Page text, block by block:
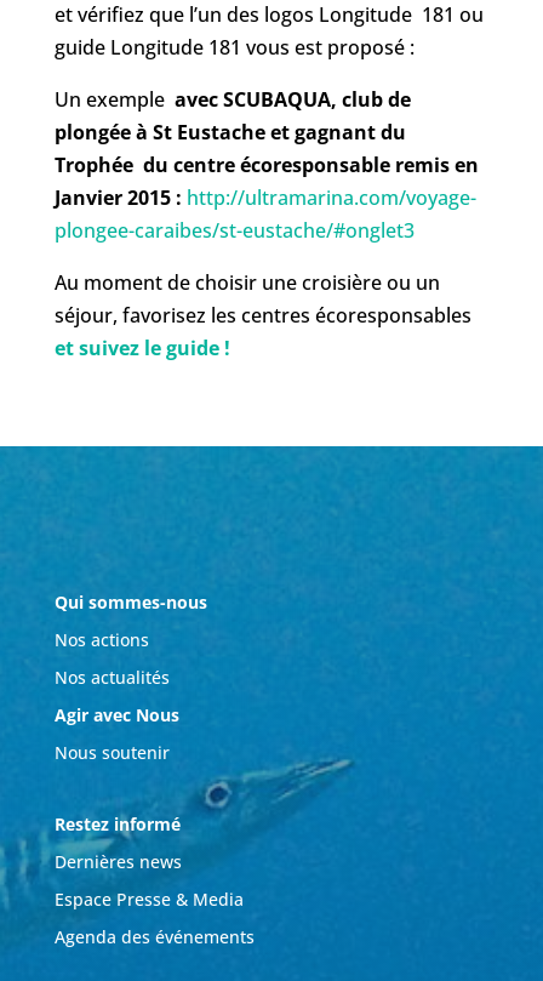
et vérifiez que l’un des logos Longitude 181 ou
guide Longitude 181 vous est proposé :
Un exemple avec SCUBAQUA, club de
plongée à St Eustache et gagnant du
Trophée du centre écoresponsable remis en
Janvier 2015 : http://ultramarina.com/voyage-
plongee-caraibes/st-eustache/#onglet3
Au moment de choisir une croisière ou un
séjour, favorisez les centres écoresponsables
et suivez le guide !
Qui sommes-nous
Nos actions
Nos actualités
Agir avec Nous
Nous soutenir
Restez informé
Dernières news
Espace Presse & Media
Agenda des événements